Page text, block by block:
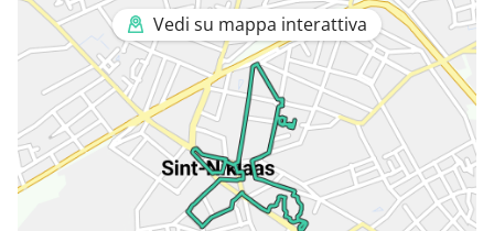
Vedi su mappa interattiva